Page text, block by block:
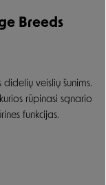
Breeds
veislių šunims.
rūpinasi sąnario
funkcijas.